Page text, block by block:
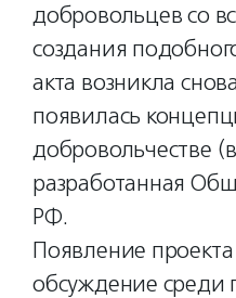
добровольцев со
создания
акта возникла
появилась
добровольчестве
разработанная
РФ.
Появление
обсуждение среди